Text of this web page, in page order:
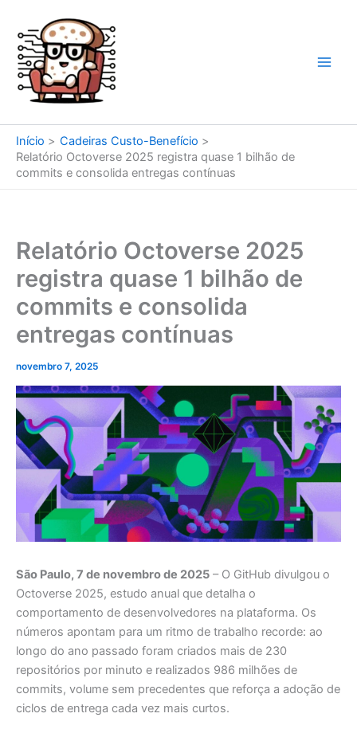
conteúdo
Início
Cadeiras Custo-Benefício
Relatório Octoverse 2025 registra quase 1 bilhão de
commits e consolida entregas contínuas
Relatório Octoverse 2025
registra quase 1 bilhão de
commits e consolida
entregas contínuas
novembro 7, 2025
São Paulo, 7 de novembro de 2025 – O GitHub divulgou o
Octoverse 2025, estudo anual que detalha o
comportamento de desenvolvedores na plataforma. Os
números apontam para um ritmo de trabalho recorde: ao
longo do ano passado foram criados mais de 230
repositórios por minuto e realizados 986 milhões de
commits, volume sem precedentes que reforça a adoção de
ciclos de entrega cada vez mais curtos.